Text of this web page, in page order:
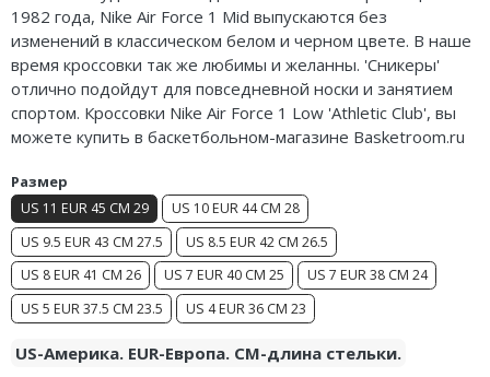
1982 года, Nike Air Force 1 Mid выпускаются без
изменений в классическом белом и черном цвете. В наше
время кроссовки так же любимы и желанны. 'Сникеры'
отлично подойдут для повседневной носки и занятием
спортом. Кроссовки Nike Air Force 1 Low 'Athletic Club', вы
можете купить в баскетбольном-магазине Basketroom.ru
Размер
US 11 EUR 45 CM 29
US 10 EUR 44 CM 28
US 9.5 EUR 43 CM 27.5
US 8.5 EUR 42 CM 26.5
US 8 EUR 41 CM 26
US 7 EUR 40 CM 25
US 7 EUR 38 CM 24
US 5 EUR 37.5 CM 23.5
US 4 EUR 36 CM 23
US-Америка. EUR-Европа. CM-длина стельки.
Air Jordan 6
Air Jordan 7
Air Jordan 10
Air Jordan 12
Air Jordan 13
Air Jordan 14
Air Jordan 15